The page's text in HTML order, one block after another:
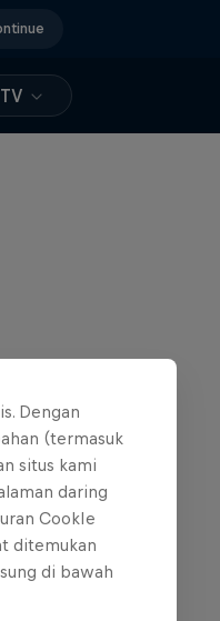
Dengan
(termasuk
situs kami
daring
CookIe
ditemukan
di bawah